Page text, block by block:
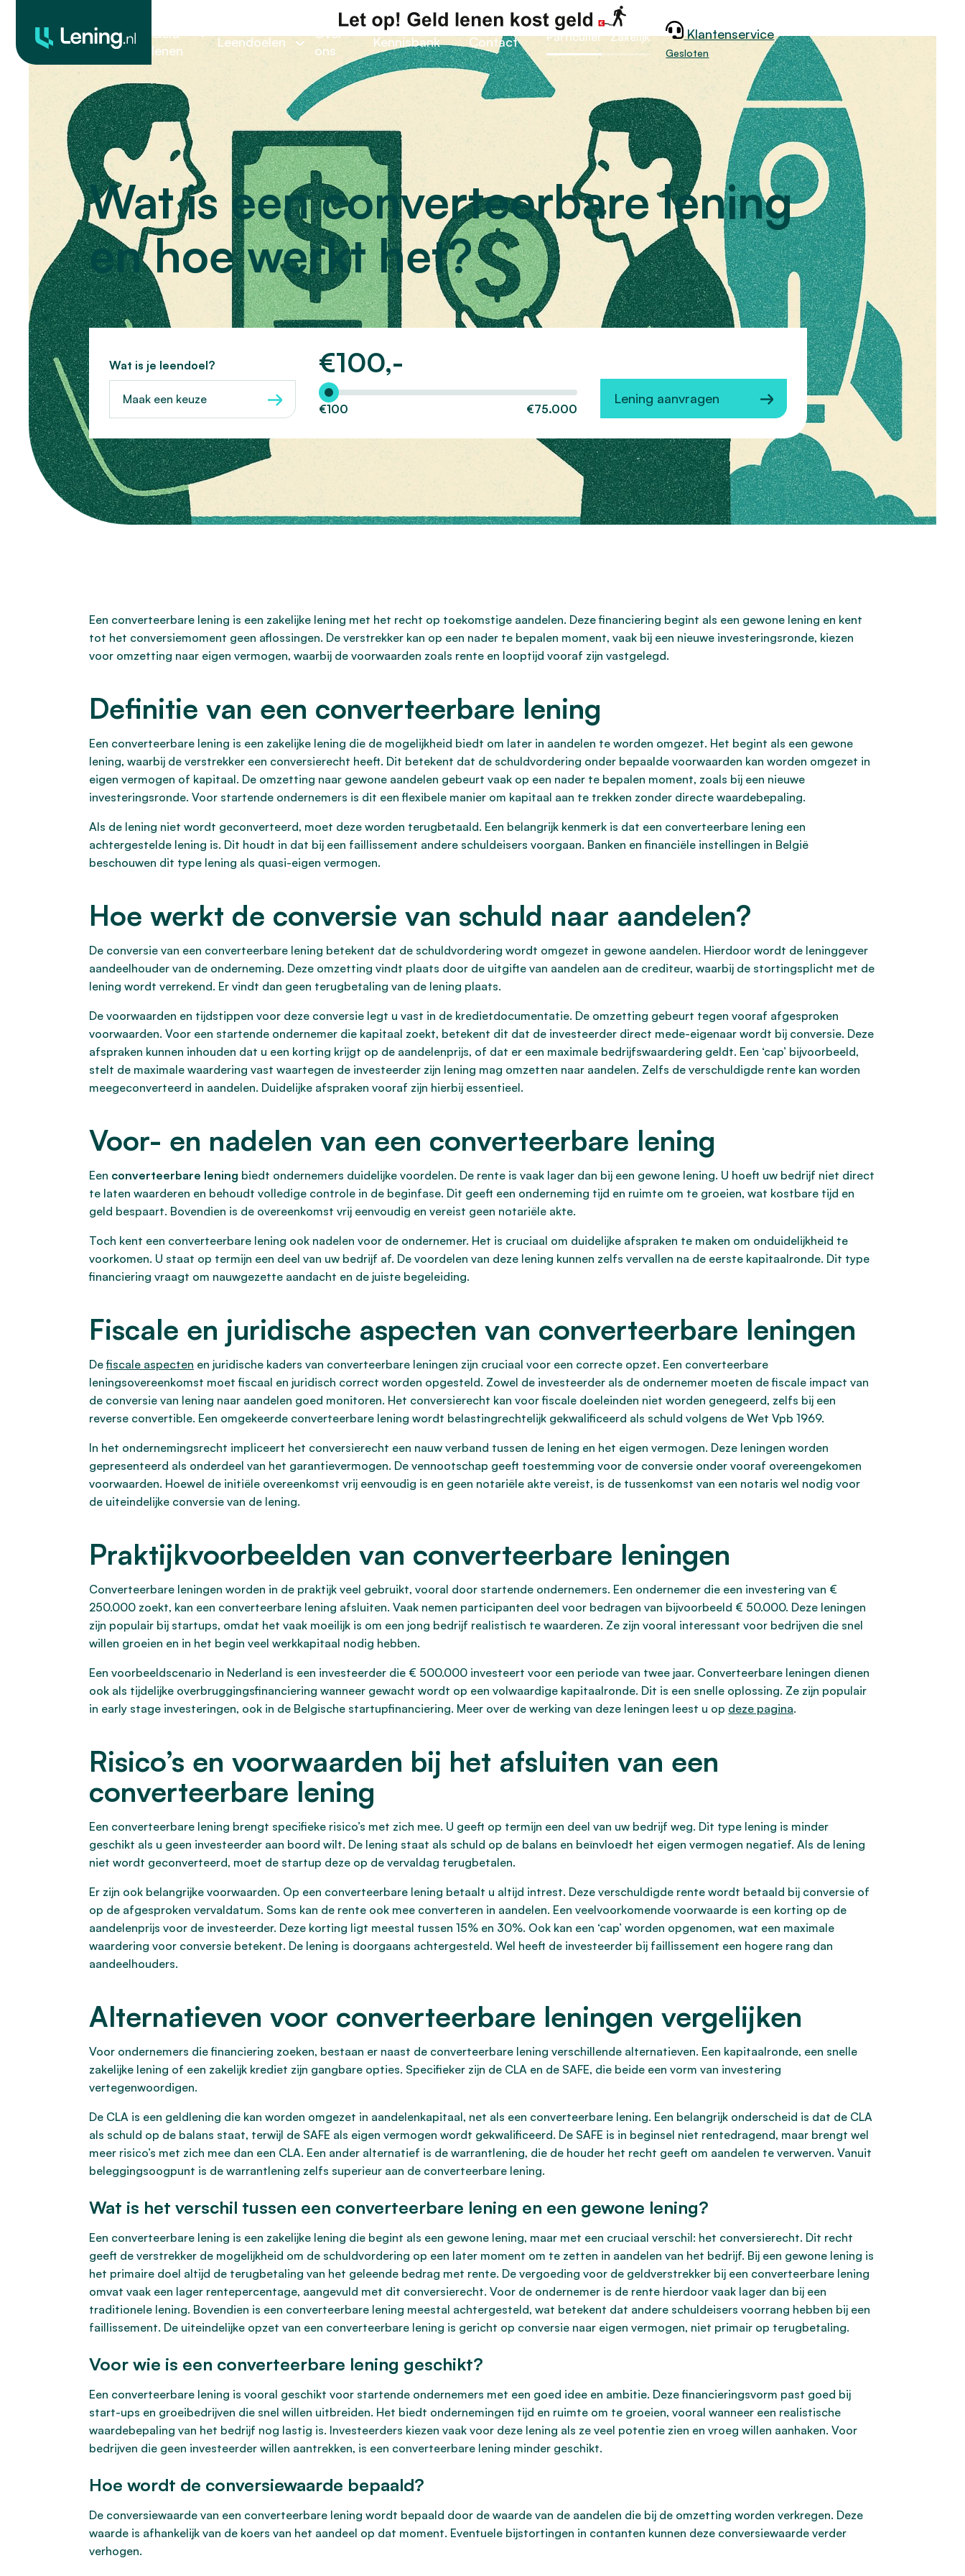
Geld
lenen
Leendoelen
Over
ons
Kennisbank Contact Particulier Zakelijk Klantenservice
Gesloten
Wat is een converteerbare lening
en hoe werkt het?
Wat is je leendoel?
Maak een keuze
€100,-
Hoeveel wilt u lenen?
€100 €75.000
Lening aanvragen
Een converteerbare lening is een zakelijke lening met het recht op toekomstige aandelen. Deze financiering begint als een gewone lening en kent
tot het conversiemoment geen aflossingen. De verstrekker kan op een nader te bepalen moment, vaak bij een nieuwe investeringsronde, kiezen
voor omzetting naar eigen vermogen, waarbij de voorwaarden zoals rente en looptijd vooraf zijn vastgelegd.
Definitie van een converteerbare lening
Een converteerbare lening is een zakelijke lening die de mogelijkheid biedt om later in aandelen te worden omgezet. Het begint als een gewone
lening, waarbij de verstrekker een conversierecht heeft. Dit betekent dat de schuldvordering onder bepaalde voorwaarden kan worden omgezet in
eigen vermogen of kapitaal. De omzetting naar gewone aandelen gebeurt vaak op een nader te bepalen moment, zoals bij een nieuwe
investeringsronde. Voor startende ondernemers is dit een flexibele manier om kapitaal aan te trekken zonder directe waardebepaling.
Als de lening niet wordt geconverteerd, moet deze worden terugbetaald. Een belangrijk kenmerk is dat een converteerbare lening een
achtergestelde lening is. Dit houdt in dat bij een faillissement andere schuldeisers voorgaan. Banken en financiële instellingen in België
beschouwen dit type lening als quasi-eigen vermogen.
Hoe werkt de conversie van schuld naar aandelen?
De conversie van een converteerbare lening betekent dat de schuldvordering wordt omgezet in gewone aandelen. Hierdoor wordt de leninggever
aandeelhouder van de onderneming. Deze omzetting vindt plaats door de uitgifte van aandelen aan de crediteur, waarbij de stortingsplicht met de
lening wordt verrekend. Er vindt dan geen terugbetaling van de lening plaats.
De voorwaarden en tijdstippen voor deze conversie legt u vast in de kredietdocumentatie. De omzetting gebeurt tegen vooraf afgesproken
voorwaarden. Voor een startende ondernemer die kapitaal zoekt, betekent dit dat de investeerder direct mede-eigenaar wordt bij conversie. Deze
afspraken kunnen inhouden dat u een korting krijgt op de aandelenprijs, of dat er een maximale bedrijfswaardering geldt. Een ‘cap’ bijvoorbeeld,
stelt de maximale waardering vast waartegen de investeerder zijn lening mag omzetten naar aandelen. Zelfs de verschuldigde rente kan worden
meegeconverteerd in aandelen. Duidelijke afspraken vooraf zijn hierbij essentieel.
Voor- en nadelen van een converteerbare lening
Een converteerbare lening biedt ondernemers duidelijke voordelen. De rente is vaak lager dan bij een gewone lening. U hoeft uw bedrijf niet direct
te laten waarderen en behoudt volledige controle in de beginfase. Dit geeft een onderneming tijd en ruimte om te groeien, wat kostbare tijd en
geld bespaart. Bovendien is de overeenkomst vrij eenvoudig en vereist geen notariële akte.
Toch kent een converteerbare lening ook nadelen voor de ondernemer. Het is cruciaal om duidelijke afspraken te maken om onduidelijkheid te
voorkomen. U staat op termijn een deel van uw bedrijf af. De voordelen van deze lening kunnen zelfs vervallen na de eerste kapitaalronde. Dit type
financiering vraagt om nauwgezette aandacht en de juiste begeleiding.
Fiscale en juridische aspecten van converteerbare leningen
Defiscale aspecten en juridische kaders van converteerbare leningen zijn cruciaal voor een correcte opzet. Een converteerbare
leningsovereenkomst moet fiscaal en juridisch correct worden opgesteld. Zowel de investeerder als de ondernemer moeten de fiscale impact van
de conversie van lening naar aandelen goed monitoren. Het conversierecht kan voor fiscale doeleinden niet worden genegeerd, zelfs bij een
reverse convertible. Een omgekeerde converteerbare lening wordt belastingrechtelijk gekwalificeerd als schuld volgens de Wet Vpb 1969.
In het ondernemingsrecht impliceert het conversierecht een nauw verband tussen de lening en het eigen vermogen. Deze leningen worden
gepresenteerd als onderdeel van het garantievermogen. De vennootschap geeft toestemming voor de conversie onder vooraf overeengekomen
voorwaarden. Hoewel de initiële overeenkomst vrij eenvoudig is en geen notariële akte vereist, is de tussenkomst van een notaris wel nodig voor
de uiteindelijke conversie van de lening.
Praktijkvoorbeelden van converteerbare leningen
Converteerbare leningen worden in de praktijk veel gebruikt, vooral door startende ondernemers. Een ondernemer die een investering van €
250.000 zoekt, kan een converteerbare lening afsluiten. Vaak nemen participanten deel voor bedragen van bijvoorbeeld € 50.000. Deze leningen
zijn populair bij startups, omdat het vaak moeilijk is om een jong bedrijf realistisch te waarderen. Ze zijn vooral interessant voor bedrijven die snel
willen groeien en in het begin veel werkkapitaal nodig hebben.
Een voorbeeldscenario in Nederland is een investeerder die € 500.000 investeert voor een periode van twee jaar. Converteerbare leningen dienen
ook als tijdelijke overbruggingsfinanciering wanneer gewacht wordt op een volwaardige kapitaalronde. Dit is een snelle oplossing. Ze zijn populair
in early stage investeringen, ook in de Belgische startupfinanciering. Meer over de werking van deze leningen leest u op deze pagina.
Risico’s en voorwaarden bij het afsluiten van een
converteerbare lening
Een converteerbare lening brengt specifieke risico’s met zich mee. U geeft op termijn een deel van uw bedrijf weg. Dit type lening is minder
geschikt als u geen investeerder aan boord wilt. De lening staat als schuld op de balans en beïnvloedt het eigen vermogen negatief. Als de lening
niet wordt geconverteerd, moet de startup deze op de vervaldag terugbetalen.
Er zijn ook belangrijke voorwaarden. Op een converteerbare lening betaalt u altijd intrest. Deze verschuldigde rente wordt betaald bij conversie of
op de afgesproken vervaldatum. Soms kan de rente ook mee converteren in aandelen. Een veelvoorkomende voorwaarde is een korting op de
aandelenprijs voor de investeerder. Deze korting ligt meestal tussen 15% en 30%. Ook kan een ‘cap’ worden opgenomen, wat een maximale
waardering voor conversie betekent. De lening is doorgaans achtergesteld. Wel heeft de investeerder bij faillissement een hogere rang dan
aandeelhouders.
Alternatieven voor converteerbare leningen vergelijken
Voor ondernemers die financiering zoeken, bestaan er naast de converteerbare lening verschillende alternatieven. Een kapitaalronde, een snelle
zakelijke lening of een zakelijk krediet zijn gangbare opties. Specifieker zijn de CLA en de SAFE, die beide een vorm van investering
vertegenwoordigen.
De CLA is een geldlening die kan worden omgezet in aandelenkapitaal, net als een converteerbare lening. Een belangrijk onderscheid is dat de CLA
als schuld op de balans staat, terwijl de SAFE als eigen vermogen wordt gekwalificeerd. De SAFE is in beginsel niet rentedragend, maar brengt wel
meer risico’s met zich mee dan een CLA. Een ander alternatief is de warrantlening, die de houder het recht geeft om aandelen te verwerven. Vanuit
beleggingsoogpunt is de warrantlening zelfs superieur aan de converteerbare lening.
Wat is het verschil tussen een converteerbare lening en een gewone lening?
Een converteerbare lening is een zakelijke lening die begint als een gewone lening, maar met een cruciaal verschil: het conversierecht. Dit recht
geeft de verstrekker de mogelijkheid om de schuldvordering op een later moment om te zetten in aandelen van het bedrijf. Bij een gewone lening is
het primaire doel altijd de terugbetaling van het geleende bedrag met rente. De vergoeding voor de geldverstrekker bij een converteerbare lening
omvat vaak een lager rentepercentage, aangevuld met dit conversierecht. Voor de ondernemer is de rente hierdoor vaak lager dan bij een
traditionele lening. Bovendien is een converteerbare lening meestal achtergesteld, wat betekent dat andere schuldeisers voorrang hebben bij een
faillissement. De uiteindelijke opzet van een converteerbare lening is gericht op conversie naar eigen vermogen, niet primair op terugbetaling.
Voor wie is een converteerbare lening geschikt?
Een converteerbare lening is vooral geschikt voor startende ondernemers met een goed idee en ambitie. Deze financieringsvorm past goed bij
start-ups en groeibedrijven die snel willen uitbreiden. Het biedt ondernemingen tijd en ruimte om te groeien, vooral wanneer een realistische
waardebepaling van het bedrijf nog lastig is. Investeerders kiezen vaak voor deze lening als ze veel potentie zien en vroeg willen aanhaken. Voor
bedrijven die geen investeerder willen aantrekken, is een converteerbare lening minder geschikt.
Hoe wordt de conversiewaarde bepaald?
De conversiewaarde van een converteerbare lening wordt bepaald door de waarde van de aandelen die bij de omzetting worden verkregen. Deze
waarde is afhankelijk van de koers van het aandeel op dat moment. Eventuele bijstortingen in contanten kunnen deze conversiewaarde verder
verhogen.